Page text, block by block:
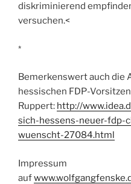
diskriminierend
versuchen.<
*
Bemerkenswert auch die
hessischen FDP-
Ruppert: http://
sich-hessens-neuer-fdp-
wuenscht-27084.html
Impressum
auf